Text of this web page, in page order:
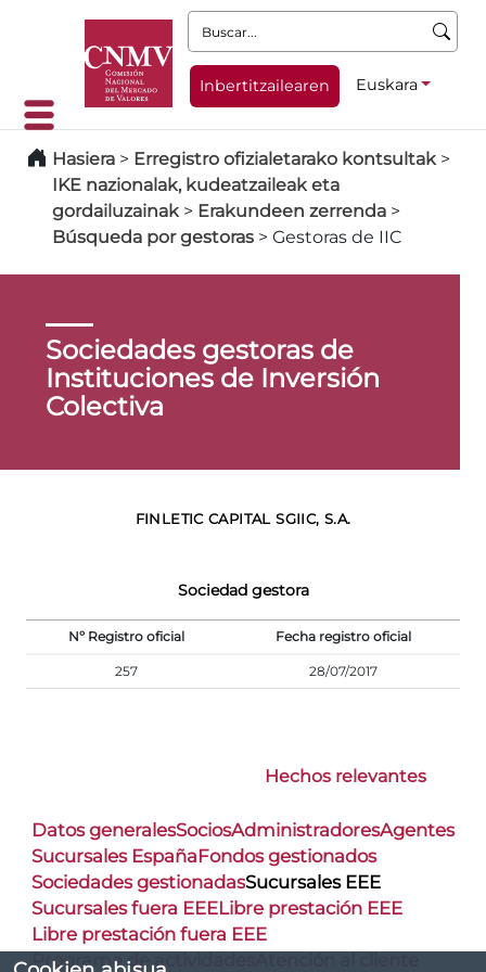
Buscar:
Inbertitzailearen Euskara
Hasiera > Erregistro ofizialetarako kontsultak>
IKE nazionalak, kudeatzaileak eta
gordailuzainak> Erakundeen zerrenda >
Búsqueda por gestoras > Gestoras de IIC
Sociedades gestoras de
Instituciones de Inversión
Colectiva
FINLETIC CAPITAL SGIIC, S.A.
Sociedad gestora
Nº Registro oficial Fecha registro oficial
257 28/07/2017
Hechos relevantes
Datos generalesSociosAdministradoresAgentes
Sucursales EspañaFondos gestionados
Sociedades gestionadasSucursales EEE
Sucursales fuera EEELibre prestación EEE
Libre prestación fuera EEE
Programa de actividades